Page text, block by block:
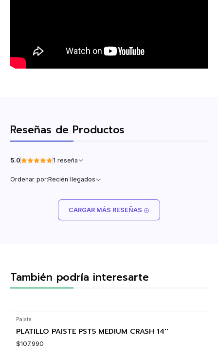
Reseñas de Productos
5.0 1 reseña
Ordenar por:Recién llegados
CARGAR MÁS RESEÑAS
También podría interesarte
Paiste
PLATILLO PAISTE PST5 MEDIUM CRASH 14''
$107.990